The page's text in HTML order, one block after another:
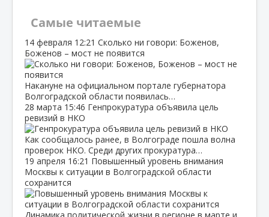
Самые читаемые
14 февраля 12:21 Сколько ни говори: Боженов,
Боженов – мост не появится
Накануне на официальном портале губернатора
Волгоградской области появилась…
28 марта 15:46 Генпрокуратура объявила цель
ревизий в НКО
Как сообщалось ранее, в Волгограде пошла волна
проверок НКО. Среди других прокуратура…
19 апреля 16:21 Повышенный уровень внимания
Москвы к ситуации в Волгоградской области
сохранится